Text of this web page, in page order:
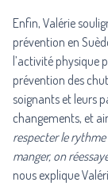
Enfin, Valérie
prévention en
l’activité physique
prévention des
soignants et leurs
changements, et
respecter le
manger, on
nous explique